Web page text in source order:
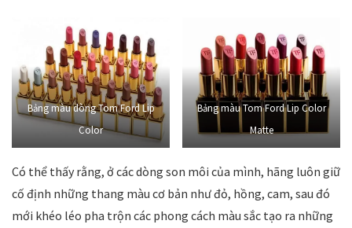
Bảng màu dòng Tom Ford Lip
Color
Bảng màu Tom Ford Lip Color
Matte
Có thể thấy rằng, ở các dòng son môi của mình, hãng luôn giữ
cố định những thang màu cơ bản như đỏ, hồng, cam, sau đó
mới khéo léo pha trộn các phong cách màu sắc tạo ra những